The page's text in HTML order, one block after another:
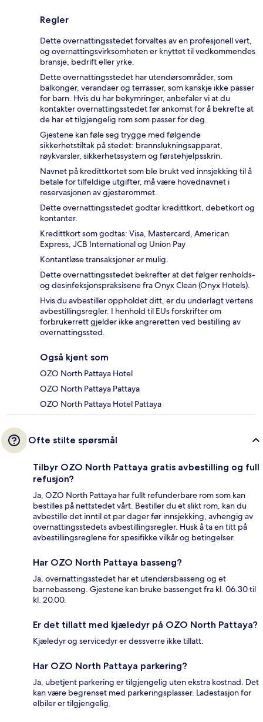
Regler
Dette overnattingsstedet forvaltes av en profesjonell vert,
og overnattingsvirksomheten er knyttet til vedkommendes
bransje, bedrift eller yrke.
Dette overnattingsstedet har utendørsområder, som
balkonger, verandaer og terrasser, som kanskje ikke passer
for barn. Hvis du har bekymringer, anbefaler vi at du
kontakter overnattingsstedet før ankomst for å bekrefte at
de har et tilgjengelig rom som passer for deg.
Gjestene kan føle seg trygge med følgende
sikkerhetstiltak på stedet: brannslukningsapparat,
røykvarsler, sikkerhetssystem og førstehjelpsskrin.
Navnet på kredittkortet som ble brukt ved innsjekking til å
betale for tilfeldige utgifter, må være hovednavnet i
reservasjonen av gjesterommet.
Dette overnattingsstedet godtar kredittkort, debetkort og
kontanter.
Kredittkort som godtas: Visa, Mastercard, American
Express, JCB International og Union Pay
Kontantløse transaksjoner er mulig.
Dette overnattingsstedet bekrefter at det følger renholds-
og desinfeksjonspraksisene fra Onyx Clean (Onyx Hotels).
Hvis du avbestiller oppholdet ditt, er du underlagt vertens
avbestillingsregler. I henhold til EUs forskrifter om
forbrukerrett gjelder ikke angreretten ved bestilling av
overnattingssted.
Også kjent som
OZO North Pattaya Hotel
OZO North Pattaya Pattaya
OZO North Pattaya Hotel Pattaya
Ofte stilte spørsmål
Tilbyr OZO North Pattaya gratis avbestilling og full
refusjon?
Ja, OZO North Pattaya har fullt refunderbare rom som kan
bestilles på nettstedet vårt. Bestiller du et slikt rom, kan du
avbestille det inntil et par dager før innsjekking, avhengig av
overnattingsstedets avbestillingsregler. Husk å ta en titt på
avbestillingsreglene for spesifikke vilkår og betingelser.
Har OZO North Pattaya basseng?
Ja, overnattingsstedet har et utendørsbasseng og et
barnebasseng. Gjestene kan bruke bassenget fra kl. 06.30 til
kl. 20.00.
Er det tillatt med kjæledyr på OZO North Pattaya?
Kjæledyr og servicedyr er dessverre ikke tillatt.
Har OZO North Pattaya parkering?
Ja, ubetjent parkering er tilgjengelig uten ekstra kostnad. Det
kan være begrenset med parkeringsplasser. Ladestasjon for
elbiler er tilgjengelig.